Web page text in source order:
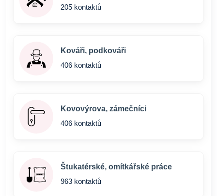
205 kontaktů
Kováři, podkováři
406 kontaktů
Kovovýrova, zámečníci
406 kontaktů
Štukatérské, omítkářské práce
963 kontaktů